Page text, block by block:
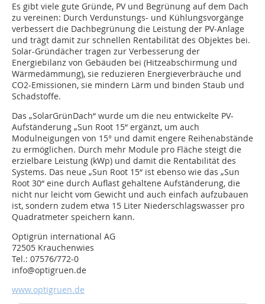
Es gibt viele gute Gründe, PV und Begrünung auf dem Dach
zu vereinen: Durch Verdunstungs- und Kühlungsvorgänge
verbessert die Dachbegrünung die Leistung der PV-Anlage
und trägt damit zur schnellen Rentabilität des Objektes bei.
Solar-Gründächer tragen zur Verbesserung der
Energiebilanz von Gebäuden bei (Hitzeabschirmung und
Wärmedämmung), sie reduzieren Energieverbräuche und
CO2-Emissionen, sie mindern Lärm und binden Staub und
Schadstoffe.
Das „SolarGrünDach“ wurde um die neu entwickelte PV-
Aufständerung „Sun Root 15“ ergänzt, um auch
Modulneigungen von 15° und damit engere Reihenabstände
zu ermöglichen. Durch mehr Module pro Fläche steigt die
erzielbare Leistung (kWp) und damit die Rentabilität des
Systems. Das neue „Sun Root 15“ ist ebenso wie das „Sun
Root 30“ eine durch Auflast gehaltene Aufständerung, die
nicht nur leicht vom Gewicht und auch einfach aufzubauen
ist, sondern zudem etwa 15 Liter Niederschlagswasser pro
Quadratmeter speichern kann.
Optigrün international AG
72505 Krauchenwies
Tel.: 07576/772-0
info@optigruen.de
www.optigruen.de